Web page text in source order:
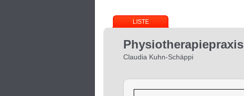
LISTE
Physiotherapiepraxis
Claudia Kuhn-Schäppi